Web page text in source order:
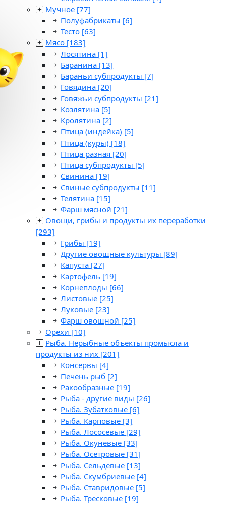
Мучное [77]
Полуфабрикаты [6]
Тесто [63]
Мясо [183]
Лосятина [1]
Баранина [13]
Бараньи субпродукты [7]
Говядина [20]
Говяжьи субпродукты [21]
Козлятина [5]
Кролятина [2]
Птица (индейка) [5]
Птица (куры) [18]
Птица разная [20]
Птица субпродукты [5]
Свинина [19]
Свиные субпродукты [11]
Телятина [15]
Фарш мясной [21]
Овощи, грибы и продукты их переработки
[293]
Грибы [19]
Другие овощные культуры [89]
Капуста [27]
Картофель [19]
Корнеплоды [66]
Листовые [25]
Луковые [23]
Фарш овощной [25]
Орехи [10]
Рыба. Нерыбные объекты промысла и
продукты из них [201]
Консервы [4]
Печень рыб [2]
Ракообразные [19]
Рыба - другие виды [26]
Рыба. Зубатковые [6]
Рыба. Карповые [3]
Рыба. Лососевые [29]
Рыба. Окуневые [33]
Рыба. Осетровые [31]
Рыба. Сельдевые [13]
Рыба. Скумбриевые [4]
Рыба. Ставридовые [5]
Рыба. Тресковые [19]